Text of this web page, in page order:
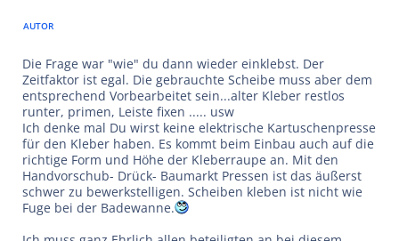
AUTOR
Die Frage war "wie" du dann wieder einklebst. Der
Zeitfaktor ist egal. Die gebrauchte Scheibe muss aber dem
entsprechend Vorbearbeitet sein...alter Kleber restlos
runter, primen, Leiste fixen ..... usw
Ich denke mal Du wirst keine elektrische Kartuschenpresse
für den Kleber haben. Es kommt beim Einbau auch auf die
richtige Form und Höhe der Kleberraupe an. Mit den
Handvorschub- Drück- Baumarkt Pressen ist das äußerst
schwer zu bewerkstelligen. Scheiben kleben ist nicht wie
Fuge bei der Badewanne.